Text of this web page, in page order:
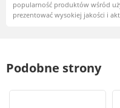
popularność produktów wśród
prezentować wysokiej jakości i
Podobne strony